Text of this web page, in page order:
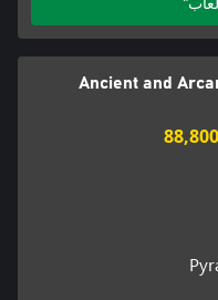
Ancient and